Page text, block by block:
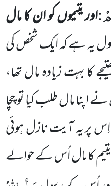
:اور یتیموں کو ان کا مال
یہ ہے کہ ایک شخص کی
کا بہت زیادہ مال تھا،
اپنا مال طلب کیا تو چچا
پر یہ آیت نازل ہوئی
کا مال اُس کے حوالے